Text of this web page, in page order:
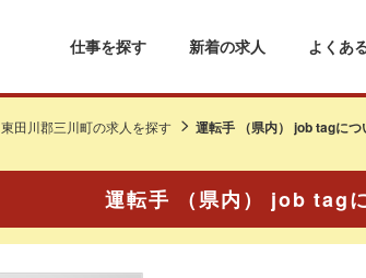
仕事を探す 新着の求人 よくあ
東田川郡三川町の求人を探す 運転手 （県内） job tagにつ
運転手 （県内） job tagに